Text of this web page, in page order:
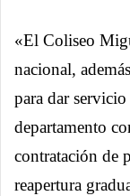
«El Coliseo
nacional,
para dar
departamento
contratación de
reapertura